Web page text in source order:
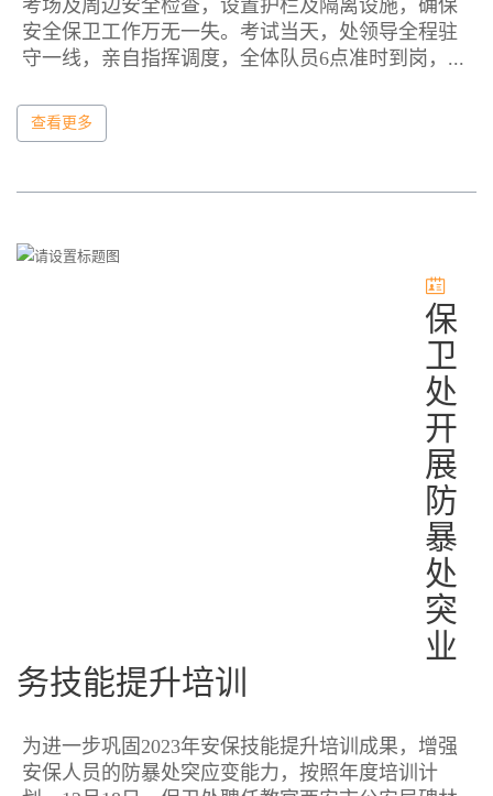
考场及周边安全检查，设置护栏及隔离设施，确保
安全保卫工作万无一失。考试当天，处领导全程驻
守一线，亲自指挥调度，全体队员6点准时到岗，...
查看更多
保
卫
处
开
展
防
暴
处
突
业
务技能提升培训
为进一步巩固2023年安保技能提升培训成果，增强
安保人员的防暴处突应变能力，按照年度培训计